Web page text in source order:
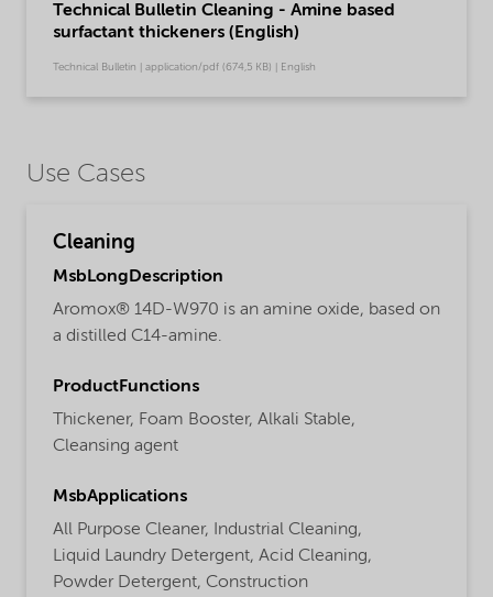
Technical Bulletin Cleaning - Amine based
surfactant thickeners (English)
Technical Bulletin | application/pdf (674,5 KB) | English
Use Cases
Cleaning
MsbLongDescription
Aromox® 14D-W970 is an amine oxide, based on
a distilled C14-amine.
ProductFunctions
Thickener, Foam Booster, Alkali Stable,
Cleansing agent
MsbApplications
All Purpose Cleaner,
Industrial Cleaning,
Liquid Laundry Detergent, Acid Cleaning,
Powder Detergent, Construction